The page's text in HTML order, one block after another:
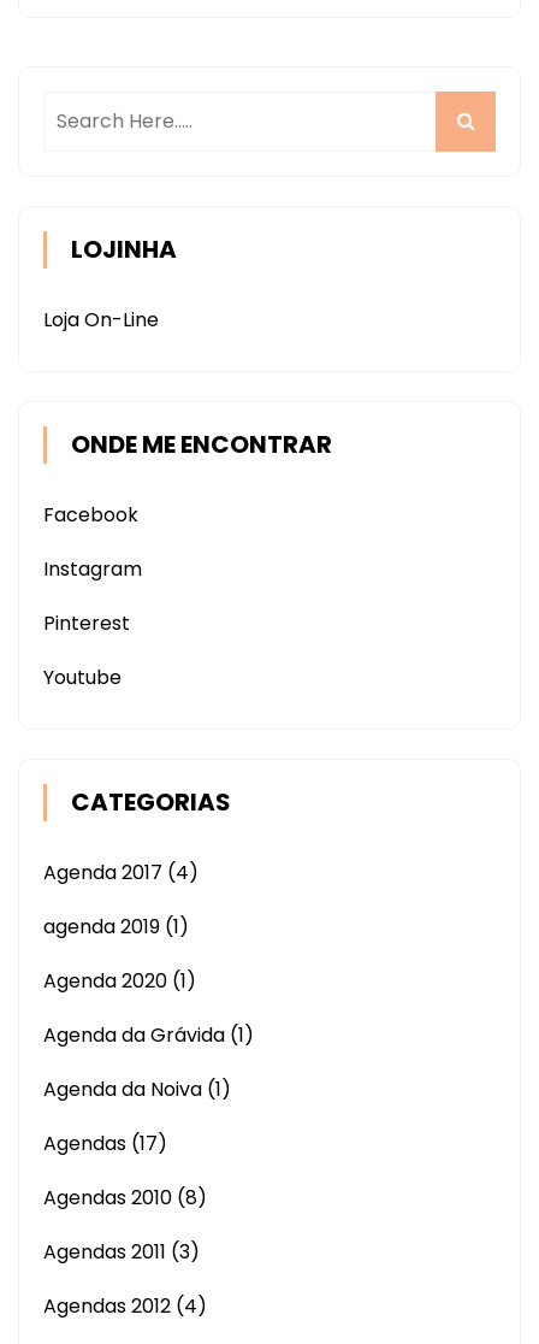
LOJINHA
Loja On-Line
ONDE ME ENCONTRAR
Facebook
Instagram
Pinterest
Youtube
CATEGORIAS
Agenda 2017 (4)
agenda 2019 (1)
Agenda 2020 (1)
Agenda da Grávida (1)
Agenda da Noiva (1)
Agendas (17)
Agendas 2010 (8)
Agendas 2011 (3)
Agendas 2012 (4)